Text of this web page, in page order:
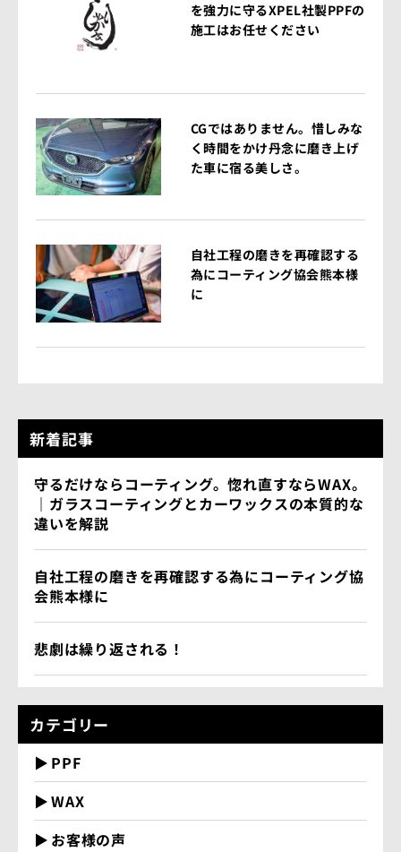
を強力に守るXPEL社製PPFの
施工はお任せください
CGではありません。惜しみな
く時間をかけ丹念に磨き上げ
た車に宿る美しさ。
自社工程の磨きを再確認する
為にコーティング協会熊本様
に
新着記事
守るだけならコーティング。惚れ直すならWAX。
｜ガラスコーティングとカーワックスの本質的な
違いを解説
自社工程の磨きを再確認する為にコーティング協
会熊本様に
悲劇は繰り返される！
カテゴリー
PPF
WAX
お客様の声